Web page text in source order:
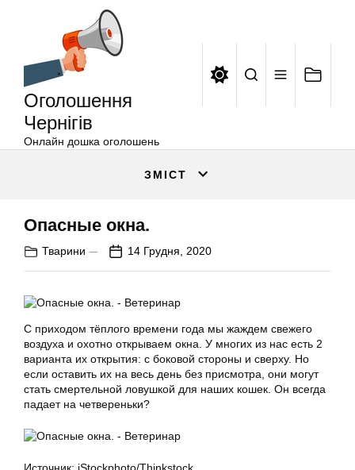
Оголошення
Чернігів
Онлайн дошка оголошень
ЗМІСТ
Опасные окна.
Тварини 14 Грудня, 2020
С приходом тёплого времени года мы жаждем свежего
воздуха и охотно открываем окна. У многих из нас есть 2
варианта их открытия: с боковой стороны и сверху. Но
если оставить их на весь день без присмотра, они могут
стать смертельной ловушкой для наших кошек. Он всегда
падает на четвереньки?